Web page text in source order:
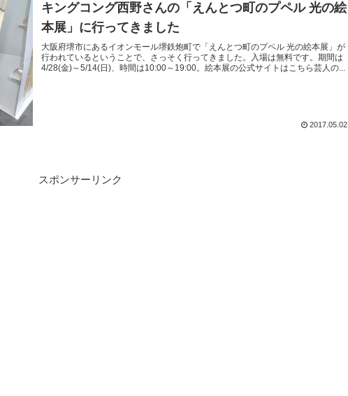
キングコング西野さんの「えんとつ町のプペル 光の絵
本展」に行ってきました
大阪府堺市にあるイオンモール堺鉄炮町で「えんとつ町のプペル 光の絵本展」が
行われているということで、さっそく行ってきました。入場は無料です。期間は
4/28(金)～5/14(日)、時間は10:00～19:00。絵本展の公式サイトはこちら芸人の...
2017.05.02
スポンサーリンク